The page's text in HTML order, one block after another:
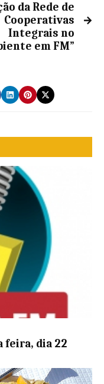
da Rede de
Cooperativas
Integrais no
em FM”
feira, dia 22